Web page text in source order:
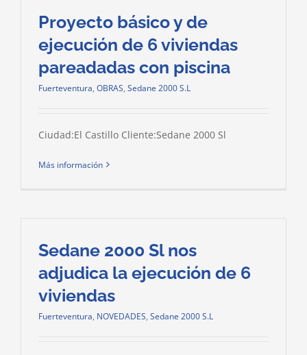
Proyecto básico y de
ejecución de 6 viviendas
pareadadas con piscina
Fuerteventura, OBRAS, Sedane 2000 S.L
Ciudad:El Castillo Cliente:Sedane 2000 Sl
Más información
Sedane 2000 Sl nos
adjudica la ejecución de 6
viviendas
Fuerteventura, NOVEDADES, Sedane 2000 S.L